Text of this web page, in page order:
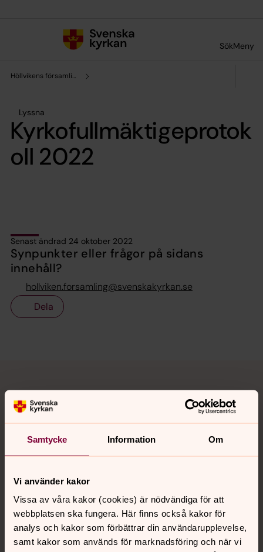
Samtycke Information Om
Vi använder kakor
Vissa av våra kakor (cookies) är nödvändiga för att
webbplatsen ska fungera. Här finns också kakor för
analys och kakor som förbättrar din användarupplevelse,
samt kakor som används för marknadsföring och när vi
SökMeny
Höllvikens församling
Lyssna
Kyrkofullmäktigeprotok
oll 2022
Senast ändrad 24 oktober 2022
Synpunkter eller frågor på sidans
innehåll?
hollviken.forsamling@svenskakyrkan.se
Dela
Kontakt
Hitta snabbt